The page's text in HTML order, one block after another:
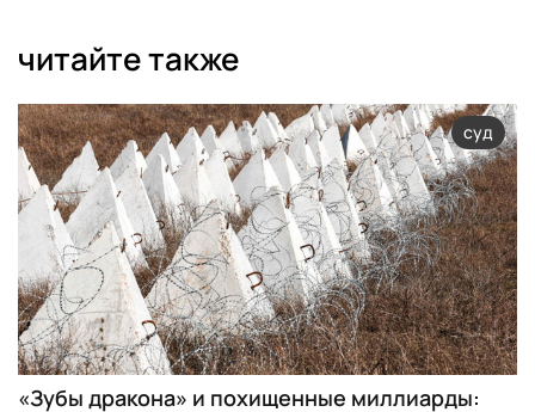
читайте также
суд
«Зубы дракона» и похищенные миллиарды: